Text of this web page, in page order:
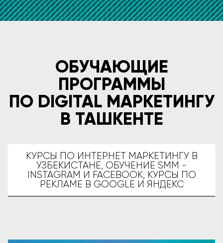
ОБУЧАЮЩИЕ
ПРОГРАММЫ
ПО DIGITAL МАРКЕТИНГУ
В ТАШКЕНТЕ
КУРСЫ ПО ИНТЕРНЕТ МАРКЕТИНГУ В
УЗБЕКИСТАНЕ, ОБУЧЕНИЕ SMM -
INSTAGRAM И FACEBOOK, КУРСЫ ПО
РЕКЛАМЕ В GOOGLE И ЯНДЕКС